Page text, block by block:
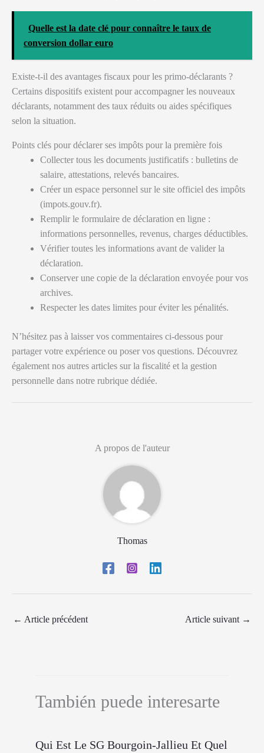
Quelle est la date clé pour connaître le taux de
conversion dollar euro
Existe-t-il des avantages fiscaux pour les primo-déclarants ?
Certains dispositifs existent pour accompagner les nouveaux
déclarants, notamment des taux réduits ou aides spécifiques
selon la situation.
Points clés pour déclarer ses impôts pour la première fois
Collecter tous les documents justificatifs : bulletins de
salaire, attestations, relevés bancaires.
Créer un espace personnel sur le site officiel des impôts
(impots.gouv.fr).
Remplir le formulaire de déclaration en ligne :
informations personnelles, revenus, charges déductibles.
Vérifier toutes les informations avant de valider la
déclaration.
Conserver une copie de la déclaration envoyée pour vos
archives.
Respecter les dates limites pour éviter les pénalités.
N’hésitez pas à laisser vos commentaires ci-dessous pour
partager votre expérience ou poser vos questions. Découvrez
également nos autres articles sur la fiscalité et la gestion
personnelle dans notre rubrique dédiée.
A propos de l'auteur
Thomas
← Article précédent Article suivant →
También puede interesarte
Qui Est Le SG Bourgoin-Jallieu Et Quel